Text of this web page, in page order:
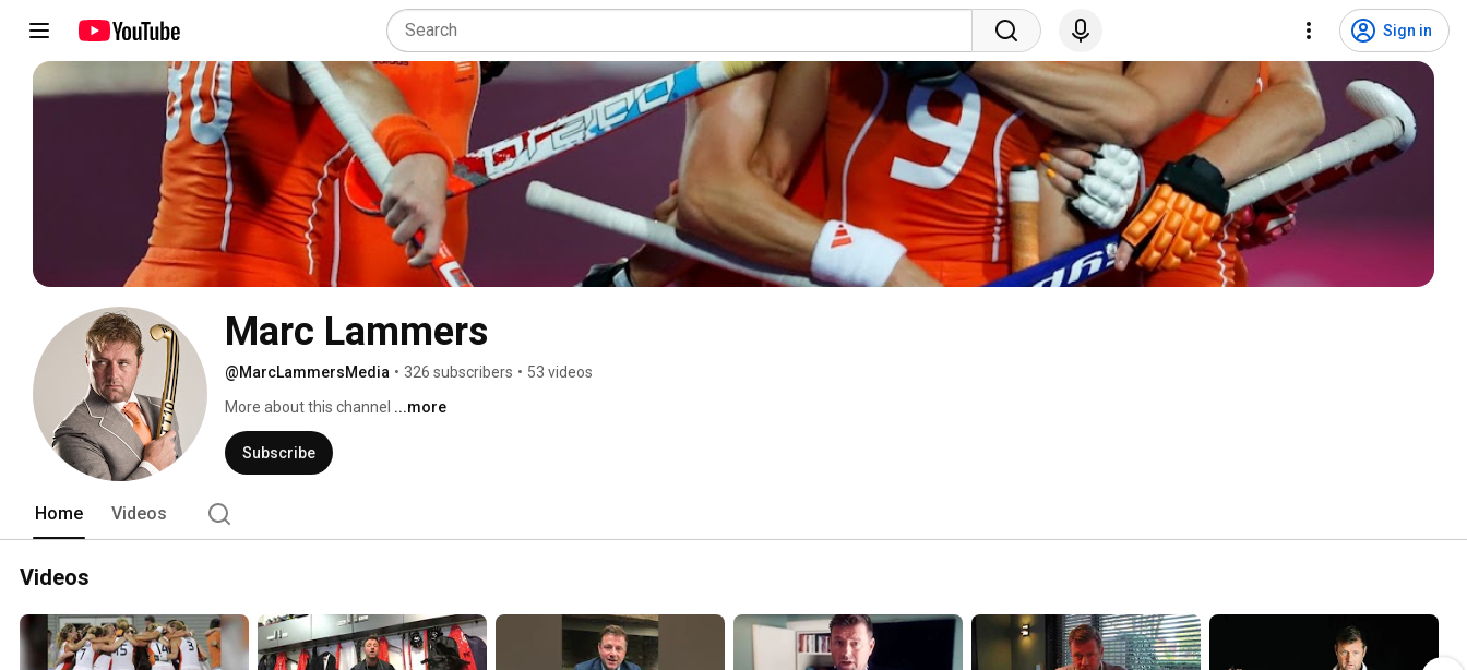
Sign in
Marc Lammers
@MarcLammersMedia • 326 subscribers • 53 videos
More about this channel ...more
Subscribe
Home Videos
Videos